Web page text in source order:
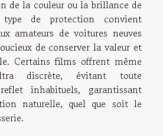
de la couleur ou la brillance de
de protection convient
amateurs de voitures neuves
de conserver la valeur et
Certains films offrent même
discrète, évitant toute
inhabituels, garantissant
naturelle, quel que soit le